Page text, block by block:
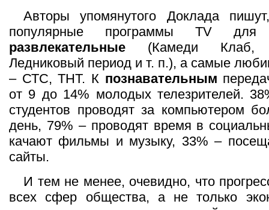
Авторы упомянутого Доклада
популярные программы TV
развлекательные (Камеди Клаб,
Ледниковый период и т. п.), а самые
– СТС, ТНТ. К познавательным
от 9 до 14% молодых телезрителей.
студентов проводят за компьютером
день, 79% – проводят время в
качают фильмы и музыку, 33% –
сайты.
И тем не менее, очевидно, что
всех сфер общества, а не только